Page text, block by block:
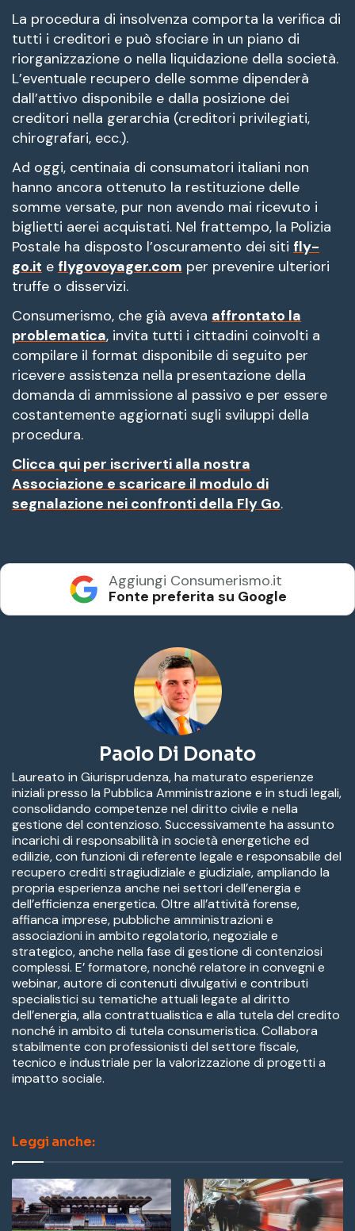
La procedura di insolvenza comporta la verifica di
tutti i creditori e può sfociare in un piano di
riorganizzazione o nella liquidazione della società.
L’eventuale recupero delle somme dipenderà
dall’attivo disponibile e dalla posizione dei
creditori nella gerarchia (creditori privilegiati,
chirografari, ecc.).
Ad oggi, centinaia di consumatori italiani non
hanno ancora ottenuto la restituzione delle
somme versate, pur non avendo mai ricevuto i
biglietti aerei acquistati. Nel frattempo, la Polizia
Postale ha disposto l’oscuramento dei siti fly-
go.it e flygovoyager.com per prevenire ulteriori
truffe o disservizi.
Consumerismo, che già aveva affrontato la
problematica, invita tutti i cittadini coinvolti a
compilare il format disponibile di seguito per
ricevere assistenza nella presentazione della
domanda di ammissione al passivo e per essere
costantemente aggiornati sugli sviluppi della
procedura.
Clicca qui per iscriverti alla nostra
Associazione e scaricare il modulo di
segnalazione nei confronti della Fly Go.
Aggiungi Consumerismo.it
Fonte preferita su Google
Paolo Di Donato
Laureato in Giurisprudenza, ha maturato esperienze
iniziali presso la Pubblica Amministrazione e in studi legali,
consolidando competenze nel diritto civile e nella
gestione del contenzioso. Successivamente ha assunto
incarichi di responsabilità in società energetiche ed
edilizie, con funzioni di referente legale e responsabile del
recupero crediti stragiudiziale e giudiziale, ampliando la
propria esperienza anche nei settori dell’energia e
dell’efficienza energetica. Oltre all’attività forense,
affianca imprese, pubbliche amministrazioni e
associazioni in ambito regolatorio, negoziale e
strategico, anche nella fase di gestione di contenziosi
complessi. E’ formatore, nonché relatore in convegni e
webinar, autore di contenuti divulgativi e contributi
specialistici su tematiche attuali legate al diritto
dell’energia, alla contrattualistica e alla tutela del credito
nonché in ambito di tutela consumeristica. Collabora
stabilmente con professionisti del settore fiscale,
tecnico e industriale per la valorizzazione di progetti a
impatto sociale.
Leggi anche: